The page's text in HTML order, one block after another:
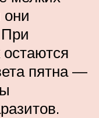
они
При
пятна —